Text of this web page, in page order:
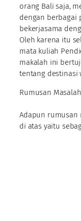
orang Bali saja,
dengan berbagai
bekerjasama
Oleh karena itu
mata kuliah
makalah ini
tentang destinasi
Rumusan Masalah
Adapun rumusan
di atas yaitu